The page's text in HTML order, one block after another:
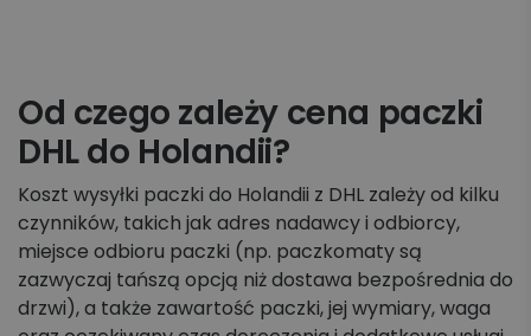
Od czego zależy cena paczki
DHL do Holandii?
Koszt wysyłki paczki do Holandii z DHL zależy od kilku
czynników, takich jak adres nadawcy i odbiorcy,
miejsce odbioru paczki (np. paczkomaty są
zazwyczaj tańszą opcją niż dostawa bezpośrednia do
drzwi), a także zawartość paczki, jej wymiary, waga